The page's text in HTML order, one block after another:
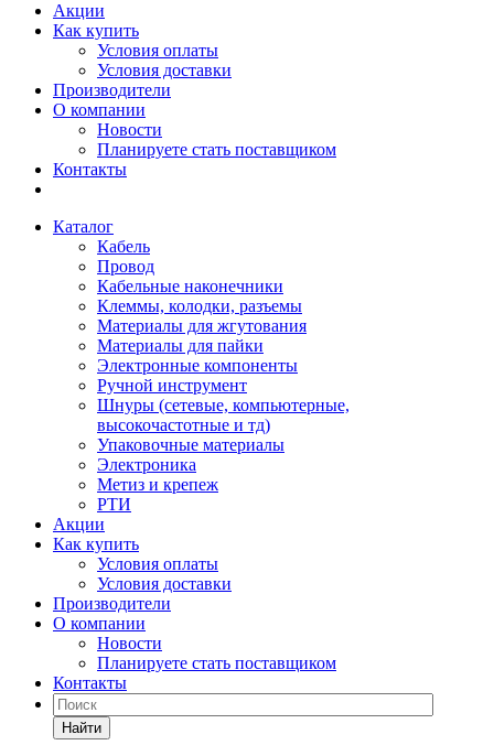
Акции
Как купить
Условия оплаты
Условия доставки
Производители
О компании
Новости
Планируете стать поставщиком
Контакты
Каталог
Кабель
Провод
Кабельные наконечники
Клеммы, колодки, разъемы
Материалы для жгутования
Материалы для пайки
Электронные компоненты
Ручной инструмент
Шнуры (сетевые, компьютерные,
высокочастотные и тд)
Упаковочные материалы
Электроника
Метиз и крепеж
РТИ
Акции
Как купить
Условия оплаты
Условия доставки
Производители
О компании
Новости
Планируете стать поставщиком
Контакты
Найти